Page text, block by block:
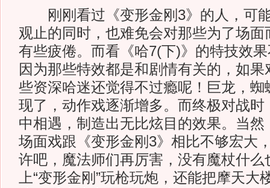
刚刚看过《变形金刚3》的人，可
观止的同时，也难免会对那些为了场面
有些疲倦。而看《哈7(下)》的特技效
因为那些特效都是和剧情有关的，如
些资深哈迷还觉得不过瘾呢！巨龙，蜘
现了，动作戏逐渐增多。而终极对战时
中相遇，制造出无比炫目的效果。当然
场面戏跟《变形金刚3》相比不够宏大
许吧，魔法师们再厉害，没有魔杖什么
上“变形金刚”玩枪玩炮，还能把摩天大